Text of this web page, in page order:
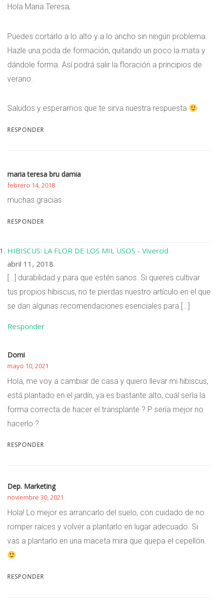
Hola Maria Teresa,
Puedes cortarlo a lo alto y a lo ancho sin ningún problema.
Hazle una poda de formación, quitando un poco la mata y
dándole forma. Así podrá salir la floración a principios de
verano.
Saludos y esperamos que te sirva nuestra respuesta
RESPONDER
maria teresa bru damia
febrero 14, 2018
muchas gracias
RESPONDER
HIBISCUS: LA FLOR DE LOS MIL USOS - Vivercid
abril 11, 2018
[…] durabilidad y para que estén sanos. Si quieres cultivar
tus propios hibiscus, no te pierdas nuestro artículo en el que
se dan algunas recomendaciones esenciales para […]
Responder
Domi
mayo 10, 2021
Hola, me voy a cambiar de casa y quiero llevar mi hibiscus,
está plantado en el jardín, ya es bastante alto, cuál sería la
forma correcta de hacer el transplante ? P sería mejor no
hacerlo ?
RESPONDER
Dep. Marketing
noviembre 30, 2021
Hola! Lo mejor es arrancarlo del suelo, con cuidado de no
romper raíces y volver a plantarlo en lugar adecuado. Si
vas a plantarlo en una maceta mira que quepa el cepellón.
RESPONDER